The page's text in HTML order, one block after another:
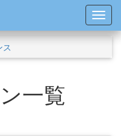
ス
一覧